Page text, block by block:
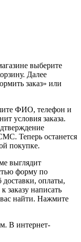
выберите
Далее
заказ» или
ФИО, телефон и
условия заказа.
Теперь останется
покупке.
выглядит
форму по
доставки, оплаты,
заказу написать
найти. Нажмите
В интернет-